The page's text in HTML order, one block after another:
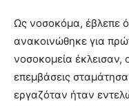
Ως νοσοκόμα, έβλεπε
ανακοινώθηκε για
νοσοκομεία έκλεισαν,
επεμβάσεις
εργαζόταν ήταν